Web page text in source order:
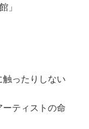
」
ったりしない
ティストの命